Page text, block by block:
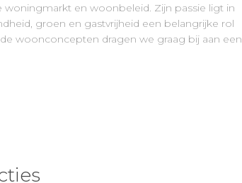
woningmarkt en woonbeleid. Zijn passie ligt in
groen en gastvrijheid een belangrijke rol
woonconcepten dragen we graag bij aan een